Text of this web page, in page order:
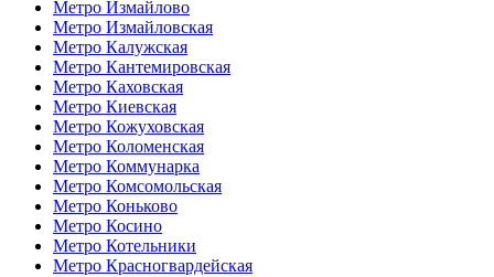
Метро Измайлово
Метро Измайловская
Метро Калужская
Метро Кантемировская
Метро Каховская
Метро Киевская
Метро Кожуховская
Метро Коломенская
Метро Коммунарка
Метро Комсомольская
Метро Коньково
Метро Косино
Метро Котельники
Метро Красногвардейская